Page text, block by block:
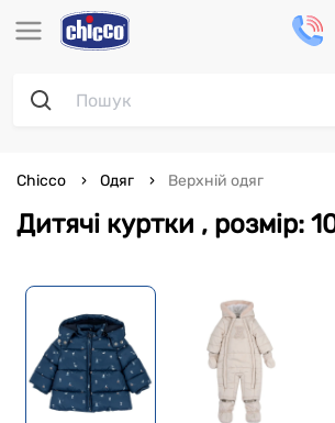
Дитячі куртки , розмір:
Chicco Одяг Верхній одяг